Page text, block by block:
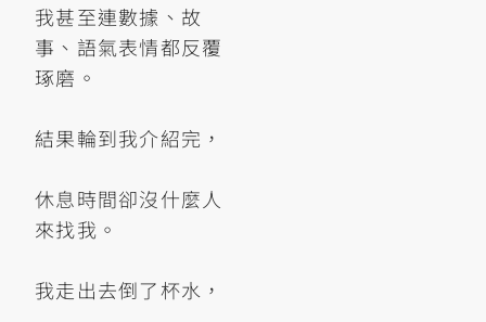
我甚至連數據、故
事、語氣表情都反覆
琢磨。
結果輪到我介紹完，
休息時間卻沒什麼人
來找我。
我走出去倒了杯水，